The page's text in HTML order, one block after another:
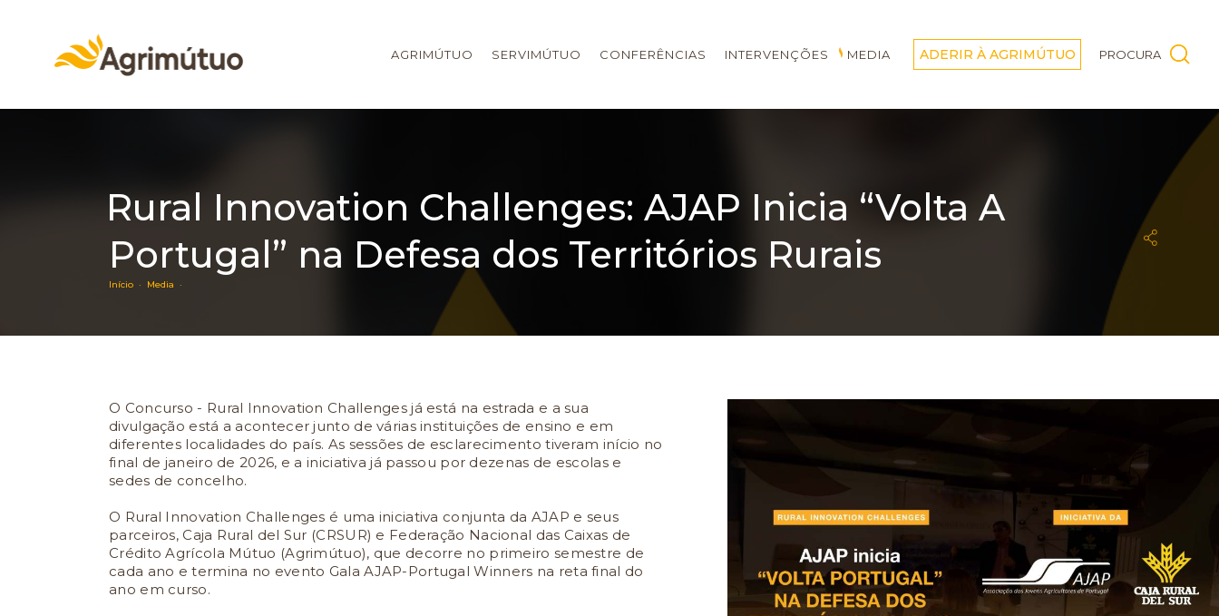
AGRIMÚTUO SERVIMÚTUO CONFERÊNCIAS INTERVENÇÕES MEDIA ADERIR À AGRIMÚTUO PROCURA
Rural Innovation Challenges: AJAP Inicia “Volta A
Portugal” na Defesa dos Territórios Rurais
Início · Media ·
O Concurso - Rural Innovation Challenges já está na estrada e a sua
divulgação está a acontecer junto de várias instituições de ensino e em
diferentes localidades do país. As sessões de esclarecimento tiveram início no
final de janeiro de 2026, e a iniciativa já passou por dezenas de escolas e
sedes de concelho.
O Rural Innovation Challenges é uma iniciativa conjunta da AJAP e seus
parceiros, Caja Rural del Sur (CRSUR) e Federação Nacional das Caixas de
Crédito Agrícola Mútuo (Agrimútuo), que decorre no primeiro semestre de
cada ano e termina no evento Gala AJAP-Portugal Winners na reta final do
ano em curso.